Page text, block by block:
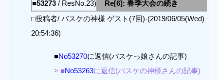
■53273 / ResNo.23)
Re[6]: 春季大会の続き
□投稿者/ バスケの神様 ゲスト(7回)-(2019/06/05(Wed)
20:54:36)
■No53270に返信(バスケっ娘さんの記事)
> ■No53263に返信(バスケの神様さんの記事)